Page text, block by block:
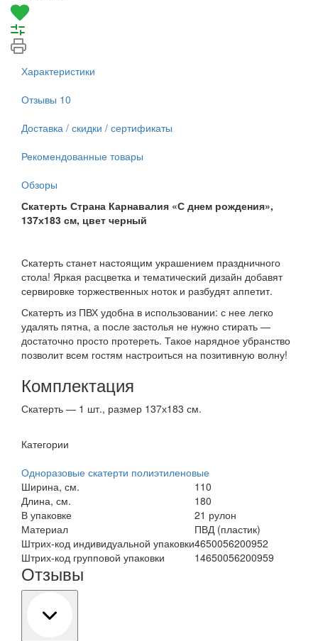
Характеристики
Отзывы 10
Доставка / скидки / сертификаты
Рекомендованные товары
Обзоры
Скатерть Страна Карнавалия «С днем рождения»,
137х183 см, цвет черный
Скатерть станет настоящим украшением праздничного
стола! Яркая расцветка и тематический дизайн добавят
сервировке торжественных ноток и разбудят аппетит.
Скатерть из ПВХ удобна в использовании: с нее легко
удалять пятна, а после застолья не нужно стирать —
достаточно просто протереть. Такое нарядное убранство
позволит всем гостям настроиться на позитивную волну!
Комплектация
Скатерть — 1 шт., размер 137х183 см.
Категории
Одноразовые скатерти полиэтиленовые
Ширина, см.
110
Длина, см.
180
В упаковке
21 рулон
Материал
ПВД (пластик)
Штрих-код индивидуальной упаковки4650056200952
Штрих-код групповой упаковки
14650056200959
Отзывы